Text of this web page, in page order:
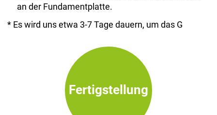
an der Fundamentplatte.
* Es wird uns etwa 3-7 Tage dauern, um das G
Fertigstellung